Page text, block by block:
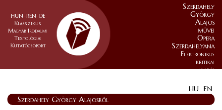
HUN–REN–DE
Klasszikus
Magyar Irodalmi
Textológiai
Kutatócsoport
Szerdahely
György
Alajos
művei
Opera
Szerdahelyana
Elektronikus
kritikai
kiadás
HU EN
Szerdahely György Alajosról